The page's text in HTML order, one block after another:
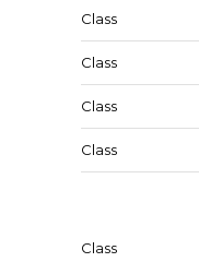
Class
Class
Class
Class
Class